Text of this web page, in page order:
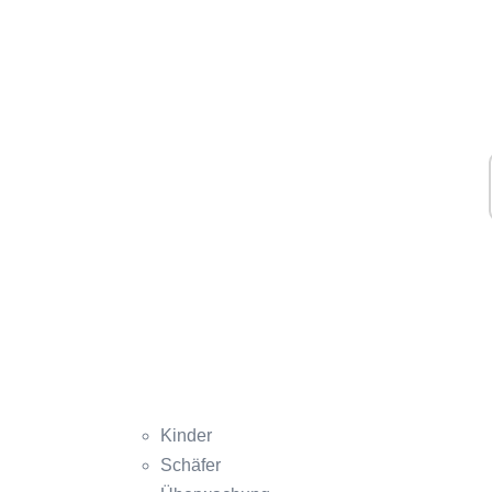
Kinder
Schäfer